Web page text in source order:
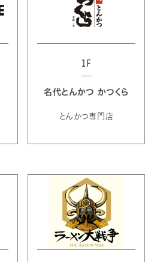
1F
名代とんかつ かつくら
とんかつ専門店